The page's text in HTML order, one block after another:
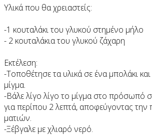
Υλικά που θα χρειαστείς:
-1 κουταλάκι του γλυκού στημένο μήλο
- 2 κουταλάκια του γλυκού ζάχαρη
Εκτέλεση:
-Τοποθέτησε τα υλικά σε ένα μπολάκι
μίγμα.
-Βάλε λίγο λίγο το μίγμα στο πρόσωπό
για περίπου 2 λεπτά, αποφεύγοντας την
ματιών.
-Ξέβγαλε με χλιαρό νερό.